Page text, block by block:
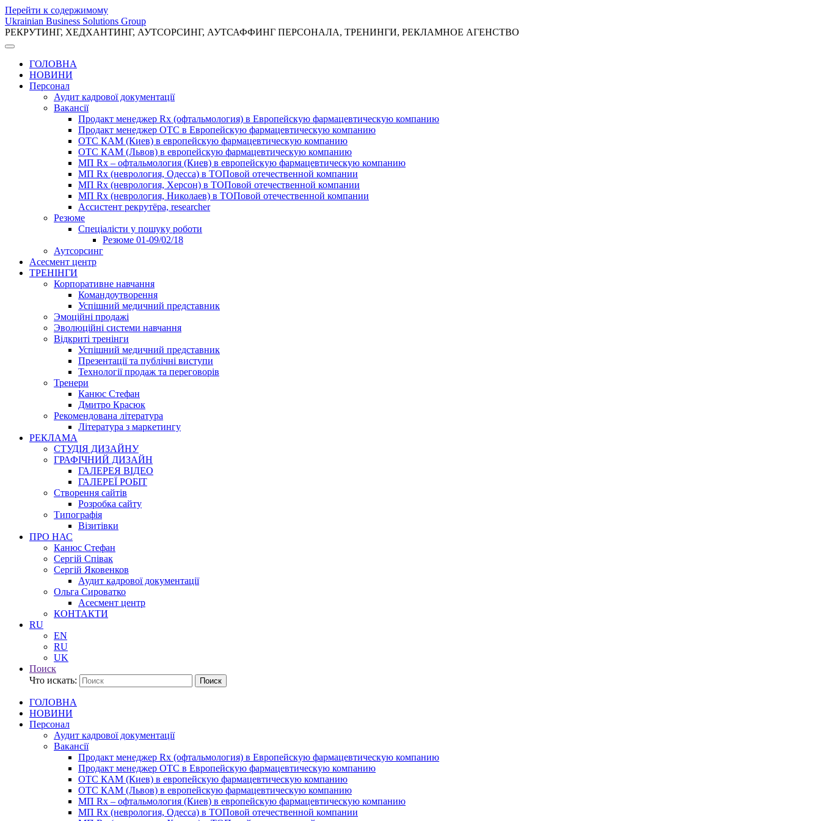
Перейти к содержимому
Ukrainian Business Solutions Group
РЕКРУТИНГ, ХЕДХАНТИНГ, АУТСОРСИНГ, АУТСАФФИНГ ПЕРСОНАЛА, ТРЕНИНГИ, РЕКЛАМНОЕ АГЕНСТВО
ГОЛОВНА
НОВИНИ
Персонал
Аудит кадрової документації
Вакансії
Продакт менеджер Rx (офтальмология) в Европейскую фармацевтическую компанию
Продакт менеджер ОТС в Европейскую фармацевтическую компанию
ОТС КАМ (Киев) в европейскую фармацевтическую компанию
ОТС КАМ (Львов) в европейскую фармацевтическую компанию
МП Rx – офтальмология (Киев) в европейскую фармацевтическую компанию
МП Rx (неврология, Одесса) в ТОПовой отечественной компании
МП Rx (неврология, Херсон) в ТОПовой отечественной компании
МП Rx (неврология, Николаев) в ТОПовой отечественной компании
Ассистент рекрутёра, researcher
Резюме
Cпеціалісти у пошуку роботи
Резюме 01-09/02/18
Аутсорсинг
Асесмент центр
ТРЕНІНГИ
Корпоративне навчання
Командоутворення
Успішний медичний представник
Эмоційні продажі
Эволюційні системи навчання
Відкриті тренінги
Успішний медичний представник
Презентації та публічні виступи
Технології продаж та переговорів
Тренери
Канюс Стефан
Дмитро Красюк
Рекомендована література
Література з маркетингу
РЕКЛАМА
СТУДІЯ ДИЗАЙНУ
ГРАФІЧНИЙ ДИЗАЙН
ГАЛЕРЕЯ ВІДЕО
ГАЛЕРЕЇ РОБІТ
Створення сайтів
Розробка сайту
Типографія
Візитівки
ПРО НАС
Канюс Стефан
Сергій Співак
Сергій Яковенков
Аудит кадрової документації
Ольга Сироватко
Асесмент центр
КОНТАКТИ
RU
EN
RU
UK
Поиск
Что искать:
Поиск
ГОЛОВНА
НОВИНИ
Персонал
Аудит кадрової документації
Вакансії
Продакт менеджер Rx (офтальмология) в Европейскую фармацевтическую компанию
Продакт менеджер ОТС в Европейскую фармацевтическую компанию
ОТС КАМ (Киев) в европейскую фармацевтическую компанию
ОТС КАМ (Львов) в европейскую фармацевтическую компанию
МП Rx – офтальмология (Киев) в европейскую фармацевтическую компанию
МП Rx (неврология, Одесса) в ТОПовой отечественной компании